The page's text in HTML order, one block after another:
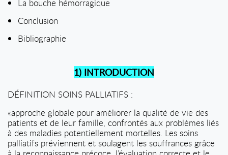
La bouche hémorragique
Conclusion
Bibliographie
1) INTRODUCTION
DÉFINITION SOINS PALLIATIFS :
«approche globale pour améliorer la qualité de vie des
patients et de leur famille, confrontés aux problèmes liés
à des maladies potentiellement mortelles. Les soins
palliatifs préviennent et soulagent les souffrances grâce